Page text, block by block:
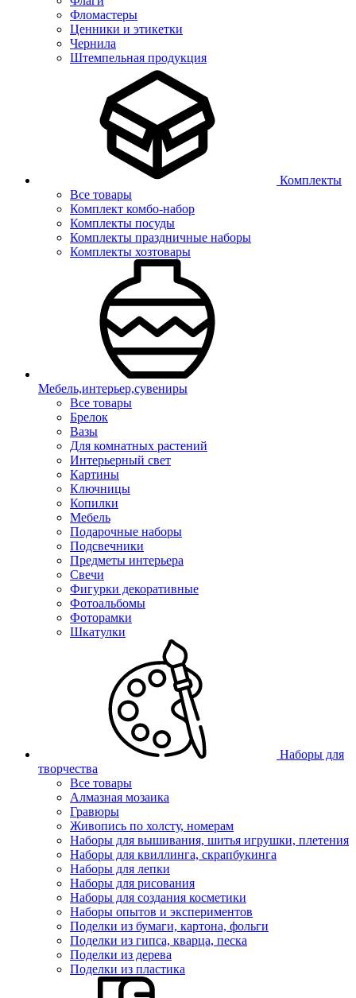
Фломастеры
Ценники и этикетки
Чернила
Штемпельная продукция
Комплекты
Все товары
Комплект комбо-набор
Комплекты посуды
Комплекты праздничные наборы
Комплекты хозтовары
Мебель,интерьер,сувениры
Все товары
Брелок
Вазы
Для комнатных растений
Интерьерный свет
Картины
Ключницы
Копилки
Мебель
Подарочные наборы
Подсвечники
Предметы интерьера
Свечи
Фигурки декоративные
Фотоальбомы
Фоторамки
Шкатулки
Наборы для
творчества
Все товары
Алмазная мозаика
Гравюры
Живопись по холсту, номерам
Наборы для вышивания, шитья игрушки, плетения
Наборы для квиллинга, скрапбукинга
Наборы для лепки
Наборы для рисования
Наборы для создания косметики
Наборы опытов и экспериментов
Поделки из бумаги, картона, фольги
Поделки из гипса, кварца, песка
Поделки из дерева
Поделки из пластика